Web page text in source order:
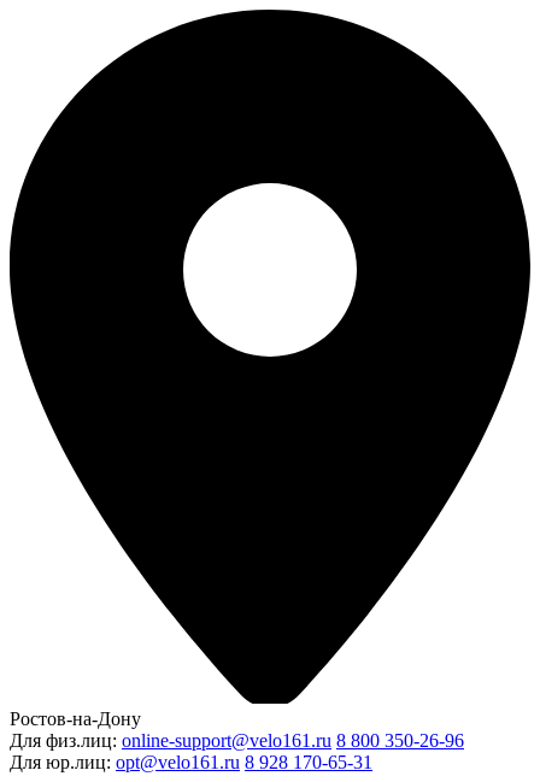
Ростов-на-Дону
Для физ.лиц: online-support@velo161.ru 8 800 350-26-96
Для юр.лиц: opt@velo161.ru 8 928 170-65-31